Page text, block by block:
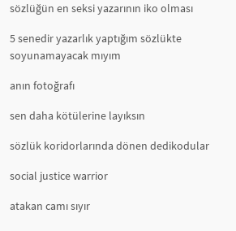
sözlüğün en seksi yazarının iko olması
5 senedir yazarlık yaptığım sözlükte
soyunamayacak mıyım
anın fotoğrafı
sen daha kötülerine layıksın
sözlük koridorlarında dönen dedikodular
social justice warrior
atakan camı sıyır